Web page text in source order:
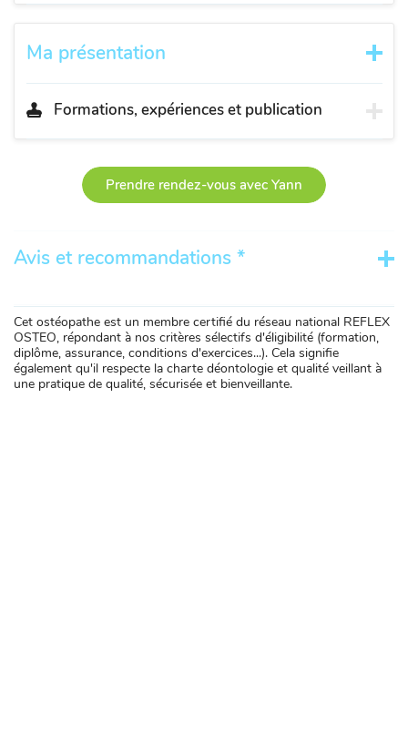
Ma présentation
Formations, expériences et publication
Prendre rendez-vous avec Yann
Avis et recommandations *
Cet ostéopathe est un membre certifié du réseau national REFLEX
OSTEO, répondant à nos critères sélectifs d'éligibilité (formation,
diplôme, assurance, conditions d'exercices...). Cela signifie
également qu'il respecte la charte déontologie et qualité veillant à
une pratique de qualité, sécurisée et bienveillante.